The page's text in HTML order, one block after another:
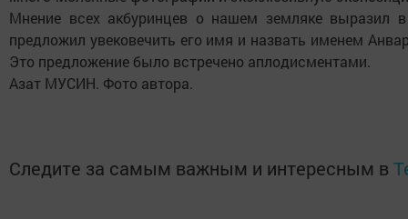
Мнение всех акбуринцев о нашем земляке выразил
предложил увековечить его имя и назвать именем
Это предложение было встречено аплодисментами.
Азат МУСИН. Фото автора.
Следите за самым важным и интересным в